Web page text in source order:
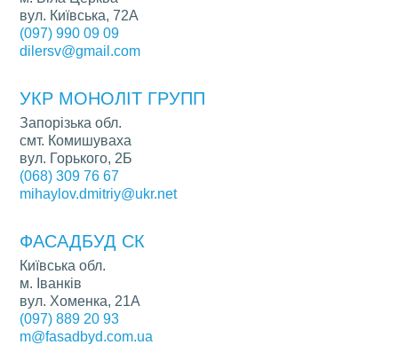
вул. Київська, 72А
(097) 990 09 09
dilersv@gmail.com
УКР МОНОЛІТ ГРУПП
Запорізька обл.
смт. Комишуваха
вул. Горького, 2Б
(068) 309 76 67
mihaylov.dmitriy@ukr.net
ФАСАДБУД СК
Київська обл.
м. Іванків
вул. Хоменка, 21А
(097) 889 20 93
m@fasadbyd.com.ua